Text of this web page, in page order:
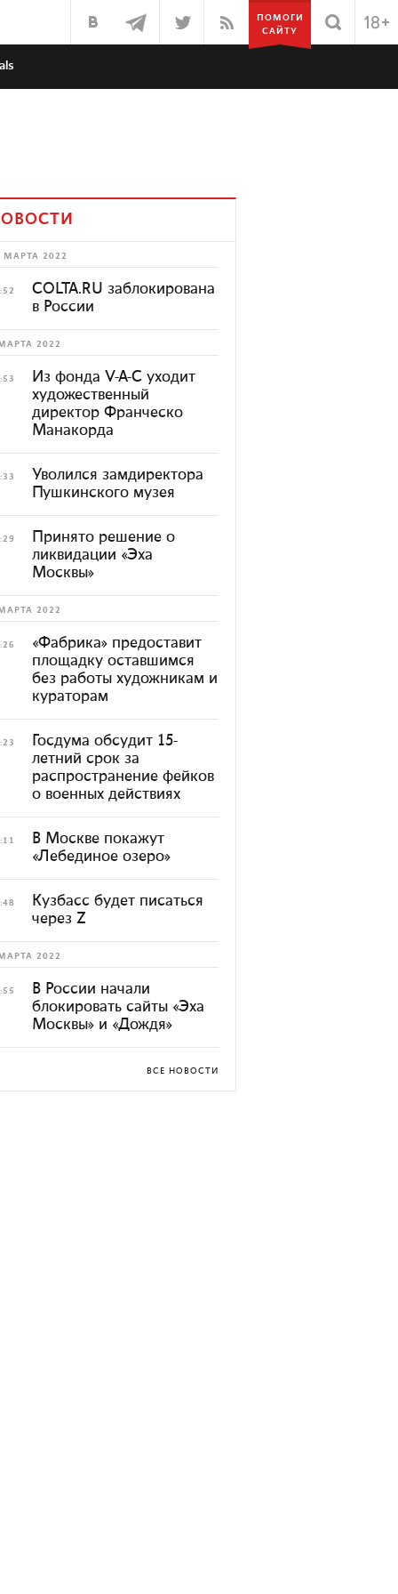
ПОМОГИ
САЙТУ
МАРТА 2022
COLTA.RU заблокирована
в России
2022
Из фонда V-A-C уходит
художественный
директор Франческо
Манакорда
Уволился замдиректора
Пушкинского музея
Принято решение о
ликвидации «Эха
Москвы»
2022
«Фабрика» предоставит
площадку оставшимся
без работы художникам и
кураторам
Госдума обсудит 15-
летний срок за
распространение фейков
о военных действиях
В Москве покажут
«Лебединое озеро»
Кузбасс будет писаться
через Z
2022
В России начали
блокировать сайты «Эха
Москвы» и «Дождя»
ВСЕ НОВОСТИ